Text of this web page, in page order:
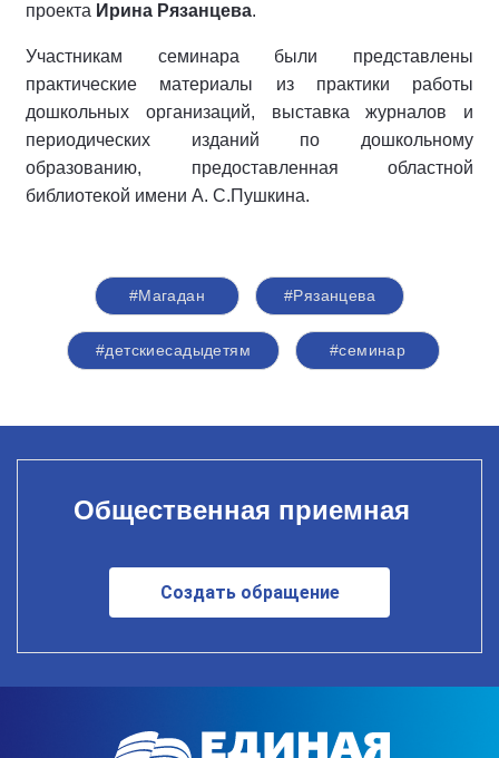
проекта Ирина Рязанцева.
Участникам семинара были представлены
практические материалы из практики работы
дошкольных организаций, выставка журналов и
периодических изданий по дошкольному
образованию, предоставленная областной
библиотекой имени А. С.Пушкина.
#Магадан #Рязанцева
#детскиесадыдетям #семинар
Общественная приемная
Создать обращение